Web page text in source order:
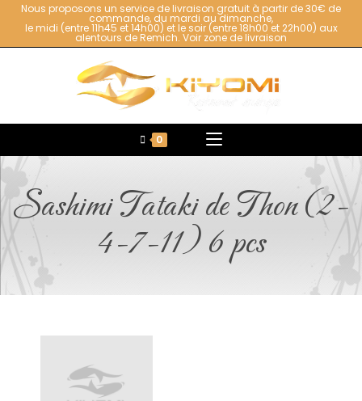
Nous proposons un service de livraison gratuit à partir de 30€ de
commande, du mardi au dimanche,
le midi (entre 11h45 et 14h00) et le soir (entre 18h00 et 22h00) aux
alentours de Remich. Voir zone de livraison
0
Sashimi Tataki de Thon (2-
4-7-11) 6 pcs